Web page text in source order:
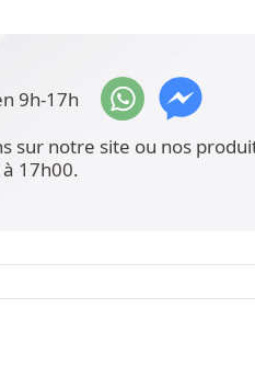
9h-17h
sur notre site ou nos
17h00.